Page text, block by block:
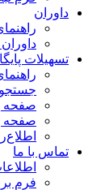
داوران
تسهیلات
جستجو
صفحه
صفحه
تماس با ما
فرم